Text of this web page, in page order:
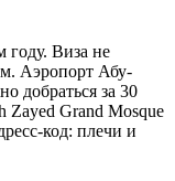
году. Виза не
Аэропорт Абу-
добраться за 30
Zayed Grand Mosque
код: плечи и